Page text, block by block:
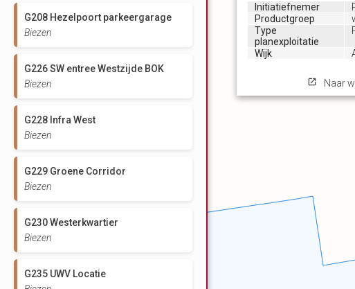
Initiatiefnemer
Productgroep
Type
planexploitatie
Wijk
Naar
G208 Hezelpoort parkeergarage
Biezen
G226 SW entree Westzijde BOK
Biezen
G228 Infra West
Biezen
G229 Groene Corridor
Biezen
G230 Westerkwartier
Biezen
G235 UWV Locatie